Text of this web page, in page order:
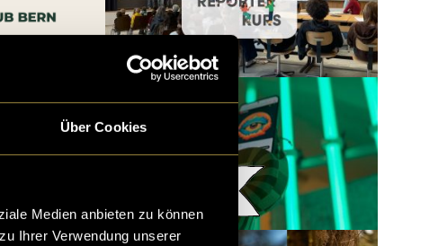
Über Cookies
Medien anbieten zu können
Ihrer Verwendung unserer